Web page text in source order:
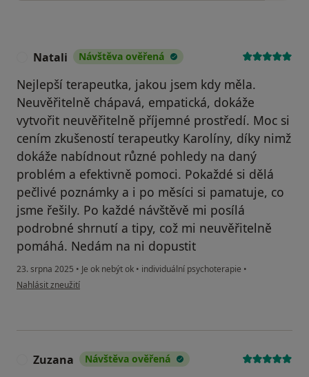
Natali Návštěva ověřená
Nejlepší terapeutka, jakou jsem kdy měla.
Neuvěřitelně chápavá, empatická, dokáže
vytvořit neuvěřitelně příjemné prostředí. Moc si
cením zkušeností terapeutky Karolíny, díky nimž
dokáže nabídnout různé pohledy na daný
problém a efektivně pomoci. Pokaždé si dělá
pečlivé poznámky a i po měsíci si pamatuje, co
jsme řešily. Po každé návštěvě mi posílá
podrobné shrnutí a tipy, což mi neuvěřitelně
pomáhá. Nedám na ni dopustit
23. srpna 2025 • Je ok nebýt ok • individuální psychoterapie •
podle názoru uživatele Natali
Nahlásit zneužití
Zuzana Návštěva ověřená